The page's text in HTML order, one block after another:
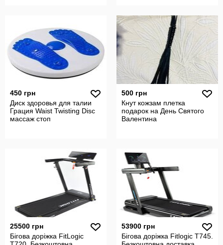
450 грн
Диск здоровья для талии
Грация Waist Twisting Disc
массаж стоп
500 грн
Кнут кожзам плетка
подарок на День Святого
Валентина
25500 грн
Бігова доріжка FitLogic
53900 грн
Бігова доріжка Fitlogic T745.